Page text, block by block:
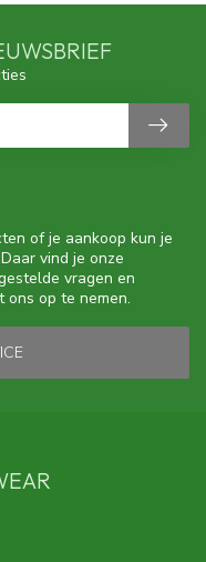
of je aankoop kun je
vind je onze
vragen en
ons op te nemen.